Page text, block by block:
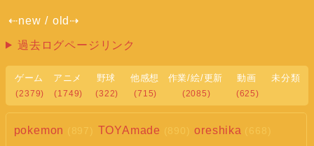
⇠new / old⇢
過去ログページリンク
ゲーム
(2379)
アニメ
(1749)
野球
(322)
他感想
(715)
作業/絵/更新
(2085)
動画
(625)
未分類
pokemon (897) TOYAmade (890) oreshika (668)